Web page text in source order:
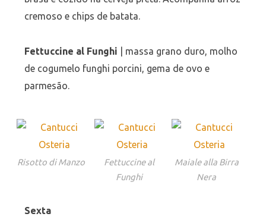
cremoso e chips de batata.
Fettuccine al Funghi | massa grano duro, molho
de cogumelo funghi porcini, gema de ovo e
parmesão.
Risotto di Manzo
Fettuccine al
Funghi
Maiale alla Birra
Nera
Sexta